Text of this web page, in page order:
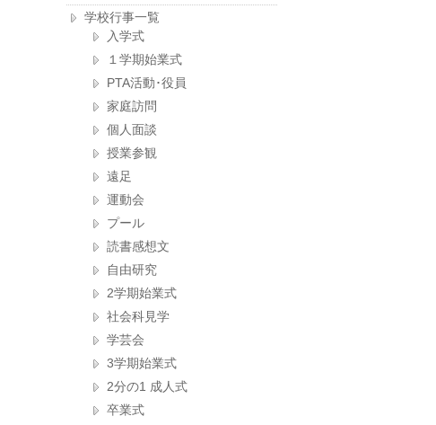
学校行事一覧
入学式
１学期始業式
PTA活動･役員
家庭訪問
個人面談
授業参観
遠足
運動会
プール
読書感想文
自由研究
2学期始業式
社会科見学
学芸会
3学期始業式
2分の1 成人式
卒業式